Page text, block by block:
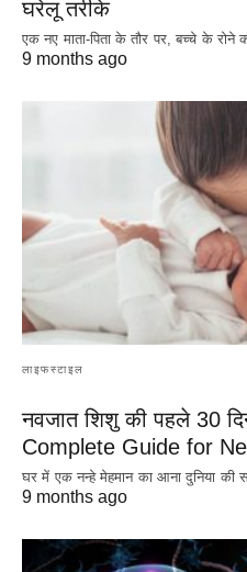
घरेलू तरीके
एक नए माता-पिता के तौर पर, बच्चे के रोने
9 months ago
लाइफस्टाइल
नवजात शिशु की पहले 30
Complete Guide for
घर में एक नन्हे मेहमान का आना दुनिया की
9 months ago